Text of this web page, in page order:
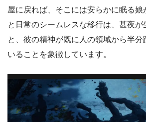
屋に戻れば、そこには安らかに眠る娘
と日常のシームレスな移行は、甚夜が
と、彼の精神が既に人の領域から半分
いることを象徴しています。